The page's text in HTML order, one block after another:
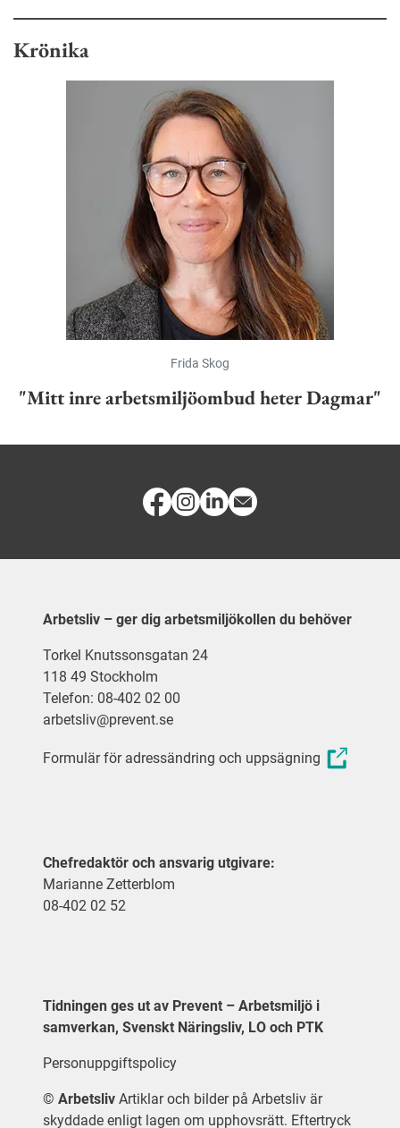
Krönika
Frida Skog
"Mitt inre arbetsmiljöombud heter Dagmar"
Arbetsliv – ger dig arbetsmiljökollen du behöver
Torkel Knutssonsgatan 24
118 49 Stockholm
Telefon: 08-402 02 00
arbetsliv@prevent.se
Formulär för adressändring och uppsägning
Chefredaktör och ansvarig utgivare:
Marianne Zetterblom
08-402 02 52
Tidningen ges ut av Prevent – Arbetsmiljö i
samverkan, Svenskt Näringsliv, LO och PTK
Personuppgiftspolicy
© Arbetsliv Artiklar och bilder på Arbetsliv är
skyddade enligt lagen om upphovsrätt. Eftertryck